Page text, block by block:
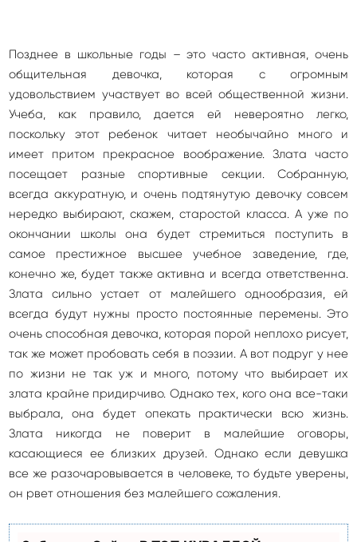
Позднее в школьные годы – это часто активная, очень
общительная девочка, которая с огромным
удовольствием участвует во всей общественной жизни.
Учеба, как правило, дается ей невероятно легко,
поскольку этот ребенок читает необычайно много и
имеет притом прекрасное воображение. Злата часто
посещает разные спортивные секции. Собранную,
всегда аккуратную, и очень подтянутую девочку совсем
нередко выбирают, скажем, старостой класса. А уже по
окончании школы она будет стремиться поступить в
самое престижное высшее учебное заведение, где,
конечно же, будет также активна и всегда ответственна.
Злата сильно устает от малейшего однообразия, ей
всегда будут нужны просто постоянные перемены. Это
очень способная девочка, которая порой неплохо рисует,
так же может пробовать себя в поэзии. А вот подруг у нее
по жизни не так уж и много, потому что выбирает их
злата крайне придирчиво. Однако тех, кого она все-таки
выбрала, она будет опекать практически всю жизнь.
Злата никогда не поверит в малейшие оговоры,
касающиеся ее близких друзей. Однако если девушка
все же разочаровывается в человеке, то будьте уверены,
он рвет отношения без малейшего сожаления.